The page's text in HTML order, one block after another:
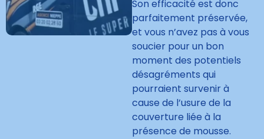
Son efficacité est donc
parfaitement préservée,
et vous n’avez pas à vous
soucier pour un bon
moment des potentiels
désagréments qui
pourraient survenir à
cause de l’usure de la
couverture liée à la
présence de mousse.